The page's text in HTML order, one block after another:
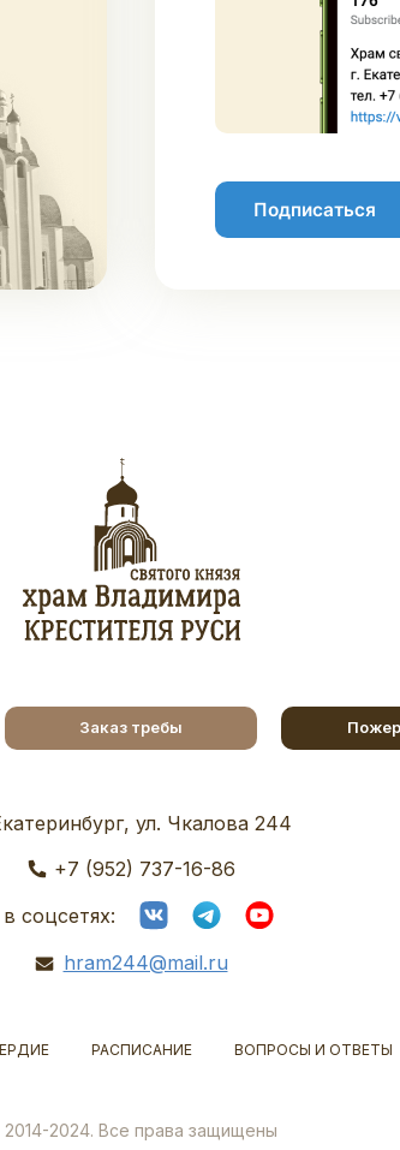
Подписаться
Заказ требы
ул. Чкалова 244
+7 (952) 737-16-86
соцсетях:
hram244@mail.ru
РАСПИСАНИЕ ВОПРОСЫ И ОТВЕТЫ
2024. Все права защищены